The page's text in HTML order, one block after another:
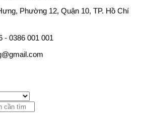
Phường 12, Quận 10, TP. Hồ Chí
- 0386 001 001